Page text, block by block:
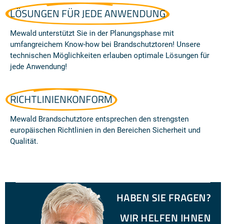
LÖSUNGEN FÜR JEDE ANWENDUNG
Mewald unterstützt Sie in der Planungsphase mit
umfangreichem Know-how bei Brandschutztoren! Unsere
technischen Möglichkeiten erlauben optimale Lösungen für
jede Anwendung!
RICHTLINIENKONFORM
Mewald Brandschutztore entsprechen den strengsten
europäischen Richtlinien in den Bereichen Sicherheit und
Qualität.
HABEN SIE FRAGEN?
WIR HELFEN IHNEN